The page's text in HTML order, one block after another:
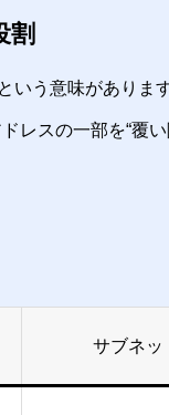
割
いう意味があります
レスの一部を“覆
サブネッ